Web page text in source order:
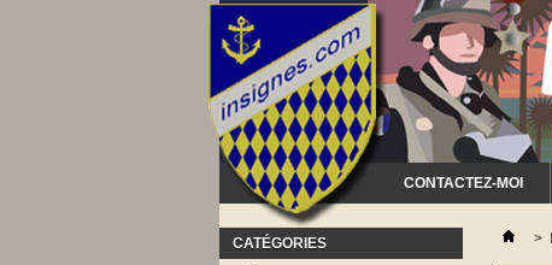
CONTACTEZ-MOI
CATÉGORIES >